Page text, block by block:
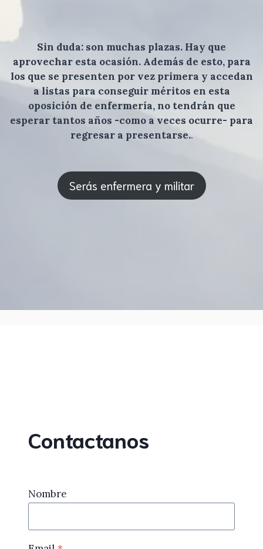
Sin duda: son muchas plazas. Hay que
aprovechar esta ocasión. Además de esto, para
los que se presenten por vez primera y accedan
a listas para conseguir méritos en esta
oposición de enfermería, no tendrán que
esperar tantos años -como a veces ocurre- para
regresar a presentarse..
Serás enfermera y militar
Contactanos
Nombre